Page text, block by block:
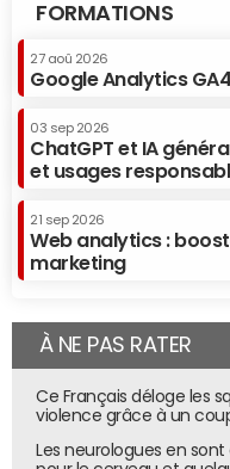
FORMATIONS
27 aoû 2026
Google Analytics GA4
03 sep 2026
ChatGPT et IA
et usages
21 sep 2026
Web analytics :
marketing
À NE PAS RATER
Ce Français déloge les
violence grâce à un
Les neurologues en